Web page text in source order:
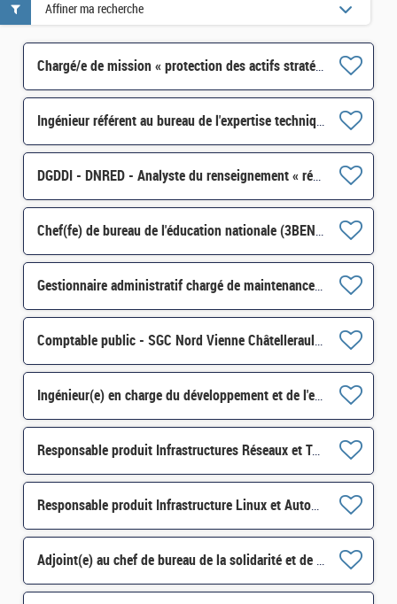
Chargé/e de mission « protection des actifs stratégiques » SISSE-POLOP-044 H/F
Ingénieur référent au bureau de l'expertise technique et industrielle au SBDU-SI-SDBU-016 H/F
DGDDI - DNRED - Analyste du renseignement « réseaux criminels /immigration illégale » H/F
Chef(fe) de bureau de l'éducation nationale (3BEN) H/F*
Gestionnaire administratif chargé de maintenances dans le domaine immobilier H/F
Comptable public - SGC Nord Vienne Châtellerault et antenne Loudun H/F
Ingénieur(e) en charge du développement et de l'exploitation du simulateur SOFIA H/F
Responsable produit Infrastructures Réseaux et Télécom H/F
Responsable produit Infrastructure Linux et Automatisation H/F
Adjoint(e) au chef de bureau de la solidarité et de l'insertion (6BSI) H/F*
Affiner ma recherche